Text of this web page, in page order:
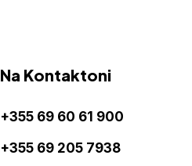
Na Kontaktoni
+355 69 60 61 900
+355 69 205 7938